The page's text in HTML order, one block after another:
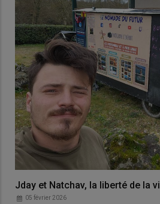
Jday et Natchav, la liberté de la
05 février 2026